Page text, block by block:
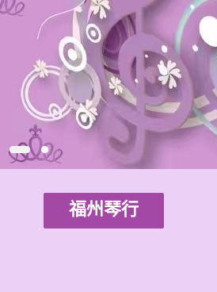
福州琴行